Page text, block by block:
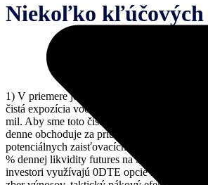
Niekoľko kľúčových
1) V priemere je pozícia tvorcov trhu
čistá expozícia voči gama sa počas dňa
mil. Aby sme toto číslo uviedli do kontextu, s
denne obchoduje za približne 400 miliárd
potenciálnych zaisťovacích tokoch, ktoré
% dennej likvidity futures na S&P. Na druhej
investori využívajú 0DTE opcie na rôzne